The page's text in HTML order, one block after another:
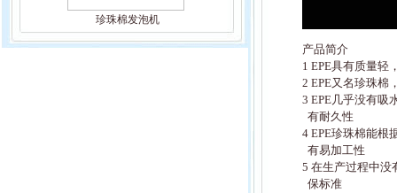
珍珠棉发泡机
产品简介
1 EPE具有质量轻
2 EPE又名珍珠棉
3 EPE几乎没有吸
有耐久性
4 EPE珍珠棉能根
有易加工性
5 在生产过程中没
保标准